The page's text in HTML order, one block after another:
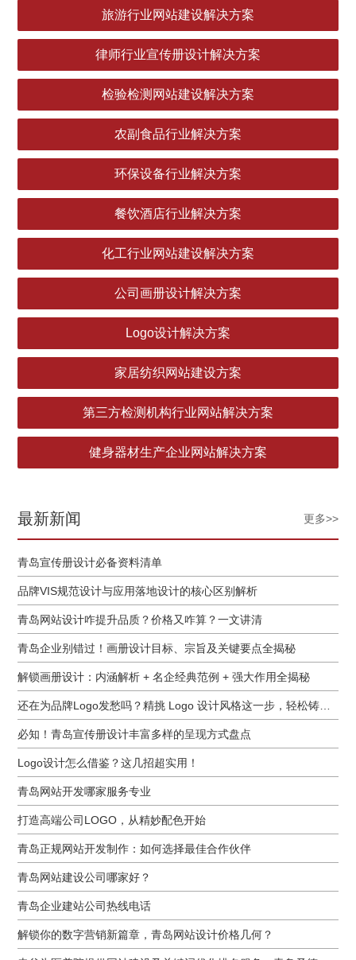
旅游行业网站建设解决方案
律师行业宣传册设计解决方案
检验检测网站建设解决方案
农副食品行业解决方案
环保设备行业解决方案
餐饮酒店行业解决方案
化工行业网站建设解决方案
公司画册设计解决方案
Logo设计解决方案
家居纺织网站建设方案
第三方检测机构行业网站解决方案
健身器材生产企业网站解决方案
最新新闻 更多>>
青岛宣传册设计必备资料清单
品牌VIS规范设计与应用落地设计的核心区别解析
青岛网站设计咋提升品质？价格又咋算？一文讲清
青岛企业别错过！画册设计目标、宗旨及关键要点全揭秘
解锁画册设计：内涵解析 + 名企经典范例 + 强大作用全揭秘
必知！青岛宣传册设计丰富多样的呈现方式盘点
Logo设计怎么借鉴？这几招超实用！
青岛网站开发哪家服务专业
打造高端公司LOGO，从精妙配色开始
青岛正规网站开发制作：如何选择最佳合作伙伴
青岛网站建设公司哪家好？
青岛企业建站公司热线电话
解锁你的数字营销新篇章，青岛网站设计价格几何？